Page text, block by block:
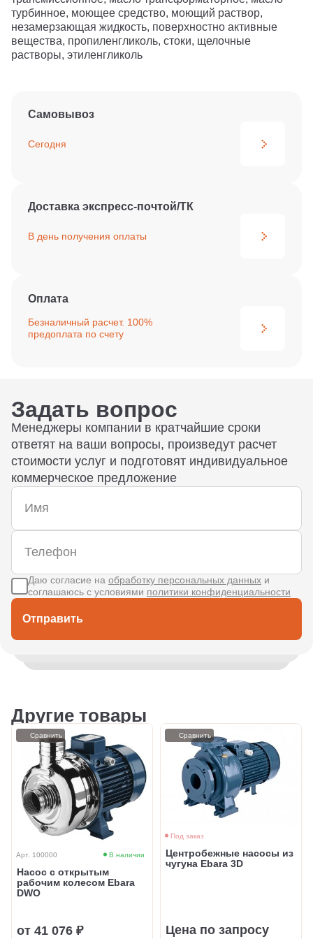
турбинное, моющее средство, моющий раствор,
незамерзающая жидкость, поверхностно активные
вещества, пропиленгликоль, стоки, щелочные
растворы, этиленгликоль
Самовывоз
Сегодня
Доставка экспресс-почтой/ТК
В день получения оплаты
Оплата
Безналичный расчет. 100%
предоплата по счету
Задать вопрос
Менеджеры компании в кратчайшие сроки
ответят на ваши вопросы, произведут расчет
стоимости услуг и подготовят индивидуальное
коммерческое предложение
Отправить
Даю согласие на обработку персональных данных и
соглашаюсь с условиями политики конфиденциальности
Другие товары
Арт. 100000 В наличии
Насос с открытым
рабочим колесом Ebara
DWO
от 41 076 ₽
Сравнить
Под заказ
Центробежные насосы из
чугуна Ebara 3D
Цена по запросу
Сравнить